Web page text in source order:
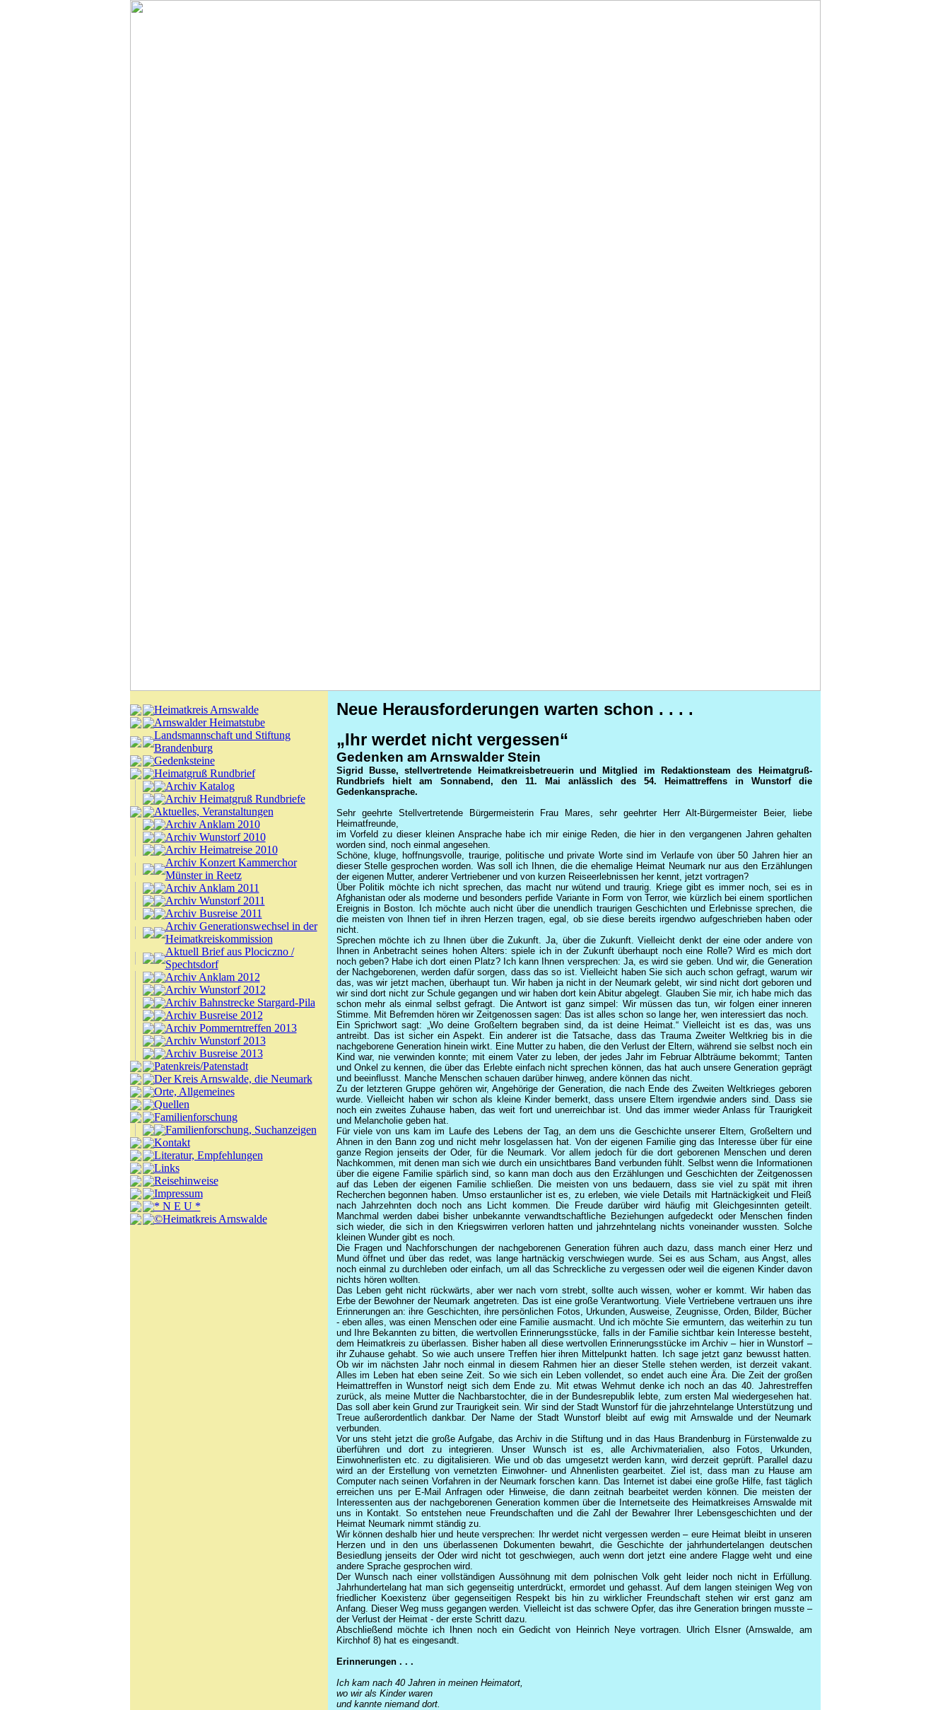
Heimatkreis Arnswalde
Arnswalder Heimatstube
Landsmannschaft und Stiftung
Brandenburg
Gedenksteine
Heimatgruß Rundbrief
Archiv Katalog
Archiv Heimatgruß Rundbriefe
Aktuelles, Veranstaltungen
Archiv Anklam 2010
Archiv Wunstorf 2010
Archiv Heimatreise 2010
Archiv Konzert Kammerchor
Münster in Reetz
Archiv Anklam 2011
Archiv Wunstorf 2011
Archiv Busreise 2011
Archiv Generationswechsel in der
Heimatkreiskommission
Aktuell Brief aus Plociczno /
Spechtsdorf
Archiv Anklam 2012
Archiv Wunstorf 2012
Archiv Bahnstrecke Stargard-Pila
Archiv Busreise 2012
Archiv Pommerntreffen 2013
Archiv Wunstorf 2013
Archiv Busreise 2013
Patenkreis/Patenstadt
Der Kreis Arnswalde, die Neumark
Orte, Allgemeines
Quellen
Familienforschung
Familienforschung, Suchanzeigen
Kontakt
Literatur, Empfehlungen
Links
Reisehinweise
Impressum
* N E U *
©Heimatkreis Arnswalde
Neue Herausforderungen warten schon . . . .
„Ihr werdet nicht vergessen“
Gedenken am Arnswalder Stein
Sigrid Busse, stellvertretende Heimatkreisbetreuerin und Mitglied im Redaktionsteam des Heimatgruß-
Rundbriefs hielt am Sonnabend, den 11. Mai anlässlich des 54. Heimattreffens in Wunstorf die
Gedenkansprache.
Sehr geehrte Stellvertretende Bürgermeisterin Frau Mares, sehr geehrter Herr Alt-Bürgermeister Beier, liebe
Heimatfreunde,
im Vorfeld zu dieser kleinen Ansprache habe ich mir einige Reden, die hier in den vergangenen Jahren gehalten
worden sind, noch einmal angesehen.
Schöne, kluge, hoffnungsvolle, traurige, politische und private Worte sind im Verlaufe von über 50 Jahren hier an
dieser Stelle gesprochen worden. Was soll ich Ihnen, die die ehemalige Heimat Neumark nur aus den Erzählungen
der eigenen Mutter, anderer Vertriebener und von kurzen Reiseerlebnissen her kennt, jetzt vortragen?
Über Politik möchte ich nicht sprechen, das macht nur wütend und traurig. Kriege gibt es immer noch, sei es in
Afghanistan oder als moderne und besonders perfide Variante in Form von Terror, wie kürzlich bei einem sportlichen
Ereignis in Boston. Ich möchte auch nicht über die unendlich traurigen Geschichten und Erlebnisse sprechen, die
die meisten von Ihnen tief in ihren Herzen tragen, egal, ob sie diese bereits irgendwo aufgeschrieben haben oder
nicht.
Sprechen möchte ich zu Ihnen über die Zukunft. Ja, über die Zukunft. Vielleicht denkt der eine oder andere von
Ihnen in Anbetracht seines hohen Alters: spiele ich in der Zukunft überhaupt noch eine Rolle? Wird es mich dort
noch geben? Habe ich dort einen Platz? Ich kann Ihnen versprechen: Ja, es wird sie geben. Und wir, die Generation
der Nachgeborenen, werden dafür sorgen, dass das so ist. Vielleicht haben Sie sich auch schon gefragt, warum wir
das, was wir jetzt machen, überhaupt tun. Wir haben ja nicht in der Neumark gelebt, wir sind nicht dort geboren und
wir sind dort nicht zur Schule gegangen und wir haben dort kein Abitur abgelegt. Glauben Sie mir, ich habe mich das
schon mehr als einmal selbst gefragt. Die Antwort ist ganz simpel: Wir müssen das tun, wir folgen einer inneren
Stimme. Mit Befremden hören wir Zeitgenossen sagen: Das ist alles schon so lange her, wen interessiert das noch.
Ein Sprichwort sagt: „Wo deine Großeltern begraben sind, da ist deine Heimat.“ Vielleicht ist es das, was uns
antreibt. Das ist sicher ein Aspekt. Ein anderer ist die Tatsache, dass das Trauma Zweiter Weltkrieg bis in die
nachgeborene Generation hinein wirkt. Eine Mutter zu haben, die den Verlust der Eltern, während sie selbst noch ein
Kind war, nie verwinden konnte; mit einem Vater zu leben, der jedes Jahr im Februar Albträume bekommt; Tanten
und Onkel zu kennen, die über das Erlebte einfach nicht sprechen können, das hat auch unsere Generation geprägt
und beeinflusst. Manche Menschen schauen darüber hinweg, andere können das nicht.
Zu der letzteren Gruppe gehören wir, Angehörige der Generation, die nach Ende des Zweiten Weltkrieges geboren
wurde. Vielleicht haben wir schon als kleine Kinder bemerkt, dass unsere Eltern irgendwie anders sind. Dass sie
noch ein zweites Zuhause haben, das weit fort und unerreichbar ist. Und das immer wieder Anlass für Traurigkeit
und Melancholie geben hat.
Für viele von uns kam im Laufe des Lebens der Tag, an dem uns die Geschichte unserer Eltern, Großeltern und
Ahnen in den Bann zog und nicht mehr losgelassen hat. Von der eigenen Familie ging das Interesse über für eine
ganze Region jenseits der Oder, für die Neumark. Vor allem jedoch für die dort geborenen Menschen und deren
Nachkommen, mit denen man sich wie durch ein unsichtbares Band verbunden fühlt. Selbst wenn die Informationen
über die eigene Familie spärlich sind, so kann man doch aus den Erzählungen und Geschichten der Zeitgenossen
auf das Leben der eigenen Familie schließen. Die meisten von uns bedauern, dass sie viel zu spät mit ihren
Recherchen begonnen haben. Umso erstaunlicher ist es, zu erleben, wie viele Details mit Hartnäckigkeit und Fleiß
nach Jahrzehnten doch noch ans Licht kommen. Die Freude darüber wird häufig mit Gleichgesinnten geteilt.
Manchmal werden dabei bisher unbekannte verwandtschaftliche Beziehungen aufgedeckt oder Menschen finden
sich wieder, die sich in den Kriegswirren verloren hatten und jahrzehntelang nichts voneinander wussten. Solche
kleinen Wunder gibt es noch.
Die Fragen und Nachforschungen der nachgeborenen Generation führen auch dazu, dass manch einer Herz und
Mund öffnet und über das redet, was lange hartnäckig verschwiegen wurde. Sei es aus Scham, aus Angst, alles
noch einmal zu durchleben oder einfach, um all das Schreckliche zu vergessen oder weil die eigenen Kinder davon
nichts hören wollten.
Das Leben geht nicht rückwärts, aber wer nach vorn strebt, sollte auch wissen, woher er kommt. Wir haben das
Erbe der Bewohner der Neumark angetreten. Das ist eine große Verantwortung. Viele Vertriebene vertrauen uns ihre
Erinnerungen an: ihre Geschichten, ihre persönlichen Fotos, Urkunden, Ausweise, Zeugnisse, Orden, Bilder, Bücher
- eben alles, was einen Menschen oder eine Familie ausmacht. Und ich möchte Sie ermuntern, das weiterhin zu tun
und Ihre Bekannten zu bitten, die wertvollen Erinnerungsstücke, falls in der Familie sichtbar kein Interesse besteht,
dem Heimatkreis zu überlassen. Bisher haben all diese wertvollen Erinnerungsstücke im Archiv – hier in Wunstorf –
ihr Zuhause gehabt. So wie auch unsere Treffen hier ihren Mittelpunkt hatten. Ich sage jetzt ganz bewusst hatten.
Ob wir im nächsten Jahr noch einmal in diesem Rahmen hier an dieser Stelle stehen werden, ist derzeit vakant.
Alles im Leben hat eben seine Zeit. So wie sich ein Leben vollendet, so endet auch eine Ära. Die Zeit der großen
Heimattreffen in Wunstorf neigt sich dem Ende zu. Mit etwas Wehmut denke ich noch an das 40. Jahrestreffen
zurück, als meine Mutter die Nachbarstochter, die in der Bundesrepublik lebte, zum ersten Mal wiedergesehen hat.
Das soll aber kein Grund zur Traurigkeit sein. Wir sind der Stadt Wunstorf für die jahrzehntelange Unterstützung und
Treue außerordentlich dankbar. Der Name der Stadt Wunstorf bleibt auf ewig mit Arnswalde und der Neumark
verbunden.
Vor uns steht jetzt die große Aufgabe, das Archiv in die Stiftung und in das Haus Brandenburg in Fürstenwalde zu
überführen und dort zu integrieren. Unser Wunsch ist es, alle Archivmaterialien, also Fotos, Urkunden,
Einwohnerlisten etc. zu digitalisieren. Wie und ob das umgesetzt werden kann, wird derzeit geprüft. Parallel dazu
wird an der Erstellung von vernetzten Einwohner- und Ahnenlisten gearbeitet. Ziel ist, dass man zu Hause am
Computer nach seinen Vorfahren in der Neumark forschen kann. Das Internet ist dabei eine große Hilfe, fast täglich
erreichen uns per E-Mail Anfragen oder Hinweise, die dann zeitnah bearbeitet werden können. Die meisten der
Interessenten aus der nachgeborenen Generation kommen über die Internetseite des Heimatkreises Arnswalde mit
uns in Kontakt. So entstehen neue Freundschaften und die Zahl der Bewahrer Ihrer Lebensgeschichten und der
Heimat Neumark nimmt ständig zu.
Wir können deshalb hier und heute versprechen: Ihr werdet nicht vergessen werden – eure Heimat bleibt in unseren
Herzen und in den uns überlassenen Dokumenten bewahrt, die Geschichte der jahrhundertelangen deutschen
Besiedlung jenseits der Oder wird nicht tot geschwiegen, auch wenn dort jetzt eine andere Flagge weht und eine
andere Sprache gesprochen wird.
Der Wunsch nach einer vollständigen Aussöhnung mit dem polnischen Volk geht leider noch nicht in Erfüllung.
Jahrhundertelang hat man sich gegenseitig unterdrückt, ermordet und gehasst. Auf dem langen steinigen Weg von
friedlicher Koexistenz über gegenseitigen Respekt bis hin zu wirklicher Freundschaft stehen wir erst ganz am
Anfang. Dieser Weg muss gegangen werden. Vielleicht ist das schwere Opfer, das ihre Generation bringen musste –
der Verlust der Heimat - der erste Schritt dazu.
Abschließend möchte ich Ihnen noch ein Gedicht von Heinrich Neye vortragen. Ulrich Elsner (Arnswalde, am
Kirchhof 8) hat es eingesandt.
Erinnerungen . . .
Ich kam nach 40 Jahren in meinen Heimatort,
wo wir als Kinder waren
und kannte niemand dort.